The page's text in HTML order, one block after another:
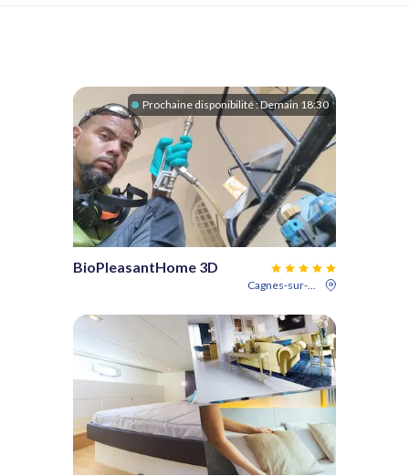
Prochaine disponibilité :Demain 18:30
BioPleasantHome 3D
Cagnes-sur-Mer